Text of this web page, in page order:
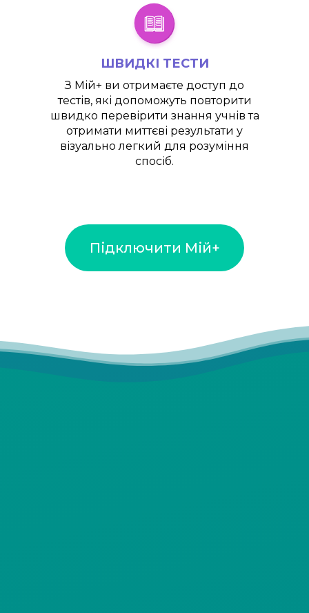
ШВИДКІ ТЕСТИ
З Мій+ ви отримаєте доступ до
тестів, які допоможуть повторити
швидко перевірити знання учнів та
отримати миттєві результати у
візуально легкий для розуміння
спосіб.
Підключити Мій+